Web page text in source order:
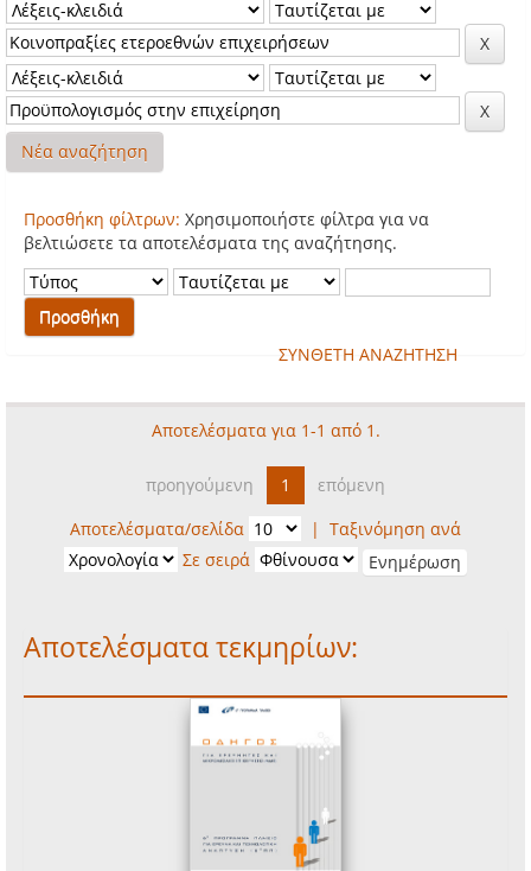
Νέα αναζήτηση
Προσθήκη φίλτρων: Χρησιμοποιήστε φίλτρα για να
βελτιώσετε τα αποτελέσματα της αναζήτησης.
ΣΥΝΘΕΤΗ ΑΝΑΖΗΤΗΣΗ
Αποτελέσματα για 1-1 από 1.
προηγούμενη 1
επόμενη
Αποτελέσματα/σελίδα
| Ταξινόμηση ανά
Σε σειρά
Αποτελέσματα τεκμηρίων: